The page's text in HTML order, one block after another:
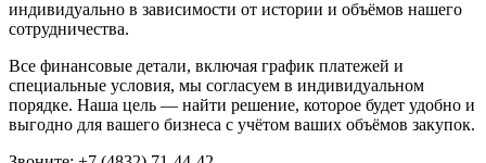
индивидуально в зависимости от истории и объёмов нашего
сотрудничества.
Все финансовые детали, включая график платежей и
специальные условия, мы согласуем в индивидуальном
порядке. Наша цель — найти решение, которое будет удобно и
выгодно для вашего бизнеса с учётом ваших объёмов закупок.